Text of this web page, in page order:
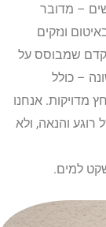
– מדובר
ונזקים
שמבוסס על
– כולל
מדויקות. אנחנו
והנאה, ולא
למים.